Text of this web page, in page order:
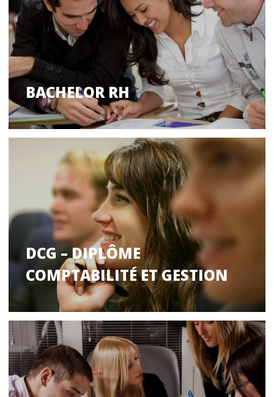
BACHELOR RH
DCG – DIPLÔME
COMPTABILITÉ ET GESTION